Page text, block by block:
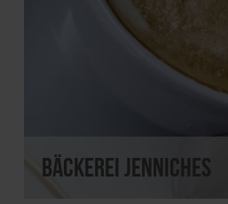
Bäckerei Jenniches